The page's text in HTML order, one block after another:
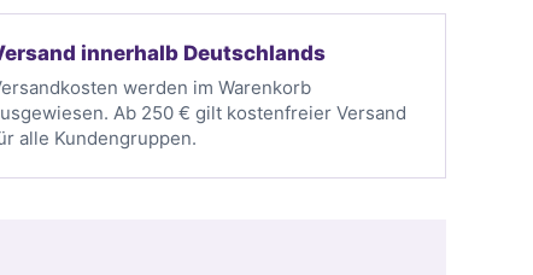
innerhalb Deutschlands
werden im Warenkorb
Ab 250 € gilt kostenfreier Versand
alle Kundengruppen.